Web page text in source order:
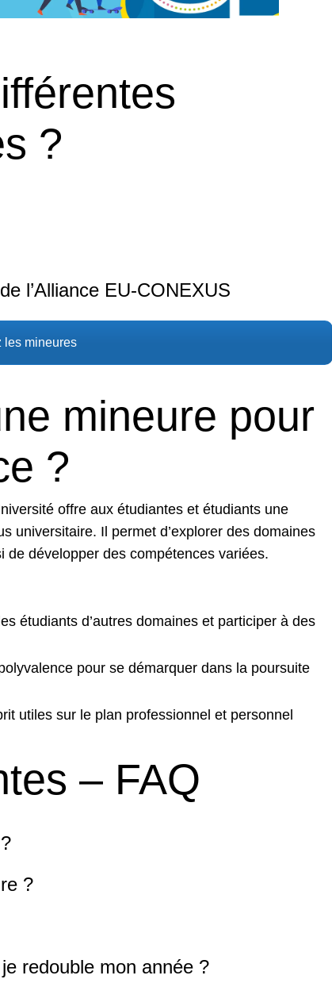
?
l’Alliance EU-CONEXUS
les mineures
mineure pour
?
offre aux étudiantes et étudiants une
universitaire. Il permet d’explorer des domaines
de développer des compétences variées.
étudiants d’autres domaines et participer à des
pour se démarquer dans la poursuite
utiles sur le plan professionnel et personnel
– FAQ
?
redouble mon année ?